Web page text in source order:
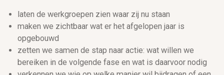
laten de werkgroepen zien waar zij nu staan
maken we zichtbaar wat er het afgelopen jaar is
opgebouwd
zetten we samen de stap naar actie: wat willen we
bereiken in de volgende fase en wat is daarvoor nodig